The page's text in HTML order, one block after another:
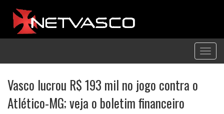
Vasco lucrou R$ 193 mil no jogo contra o
Atlético-MG; veja o boletim financeiro